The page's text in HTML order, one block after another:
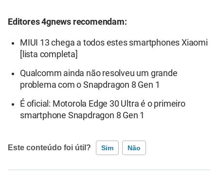
Editores 4gnews recomendam:
MIUI 13 chega a todos estes smartphones Xiaomi
[lista completa]
Qualcomm ainda não resolveu um grande
problema com o Snapdragon 8 Gen 1
É oficial: Motorola Edge 30 Ultra é o primeiro
smartphone Snapdragon 8 Gen 1
Este conteúdo foi útil? Sim Não